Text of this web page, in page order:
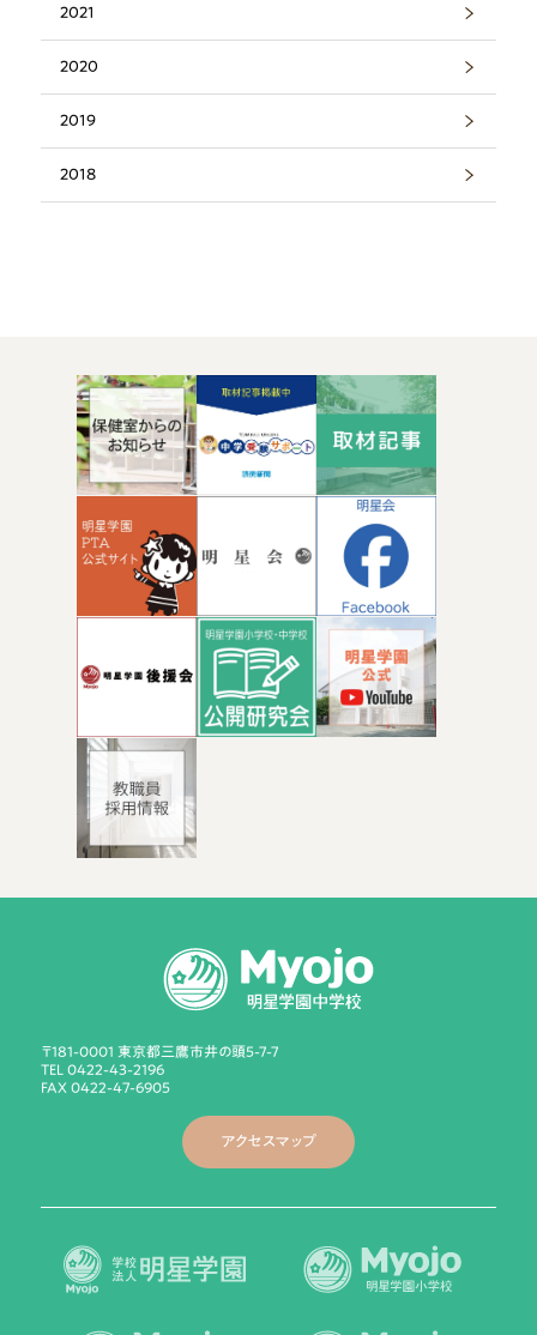
2021
2020
2019
2018
〒181-0001 東京都三鷹市井の頭5-7-7
TEL 0422-43-2196
FAX 0422-47-6905
アクセスマップ